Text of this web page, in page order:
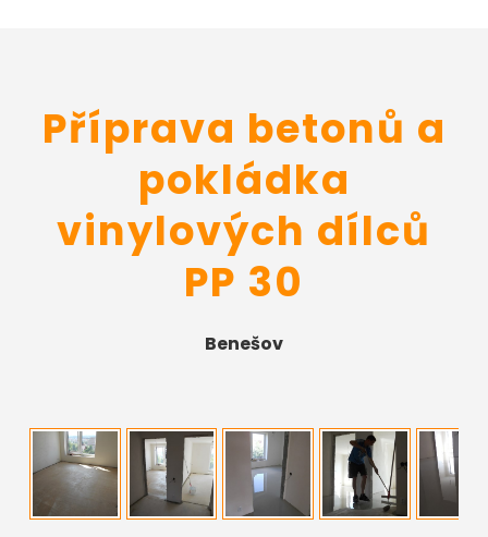
Příprava betonů a
pokládka
vinylových dílců
PP 30
Benešov